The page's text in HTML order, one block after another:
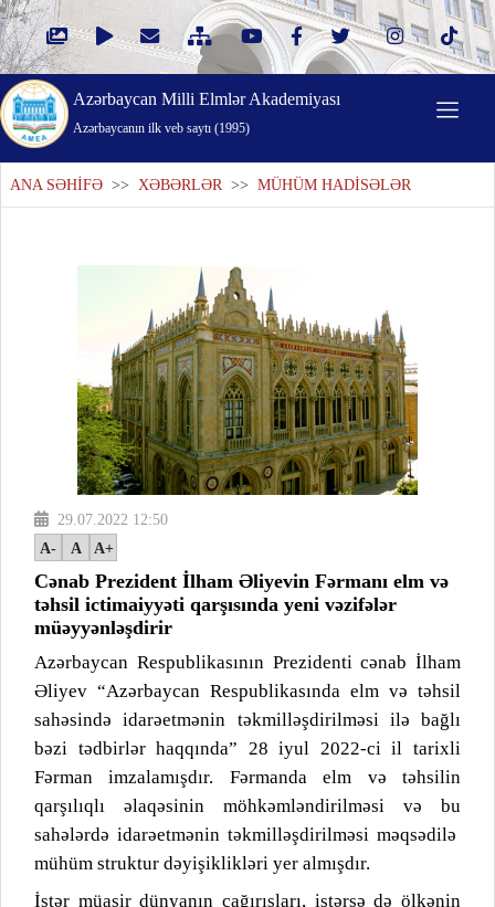
Azərbaycan Milli Elmlər Akademiyası
Azərbaycanın ilk veb saytı (1995)
ANA SƏHİFƏ >> XƏBƏRLƏR >> MÜHÜM HADİSƏLƏR
29.07.2022 12:50
A-
A A+
Cənab Prezident İlham Əliyevin Fərmanı elm və
təhsil ictimaiyyəti qarşısında yeni vəzifələr
müəyyənləşdirir
Azərbaycan Respublikasının Prezidenti cənab İlham
Əliyev “Azərbaycan Respublikasında elm və təhsil
sahəsində idarəetmənin təkmilləşdirilməsi ilə bağlı
bəzi tədbirlər haqqında” 28 iyul 2022-ci il tarixli
Fərman imzalamışdır. Fərmanda elm və təhsilin
qarşılıqlı əlaqəsinin möhkəmləndirilməsi və bu
sahələrdə idarəetmənin təkmilləşdirilməsi məqsədilə
mühüm struktur dəyişiklikləri yer almışdır.
İstər müasir dünyanın çağırışları, istərsə də ölkənin